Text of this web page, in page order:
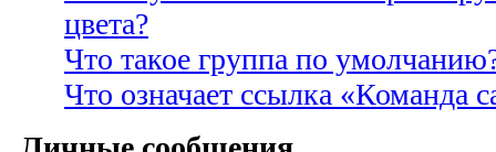
цвета?
Что такое группа по
Что означает ссылка «Команда